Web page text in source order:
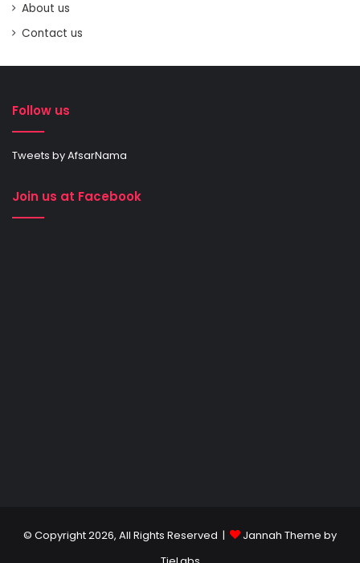
About us
Contact us
Follow us
Tweets by AfsarNama
Join us at Facebook
© Copyright 2026, All Rights Reserved |
Jannah Theme by